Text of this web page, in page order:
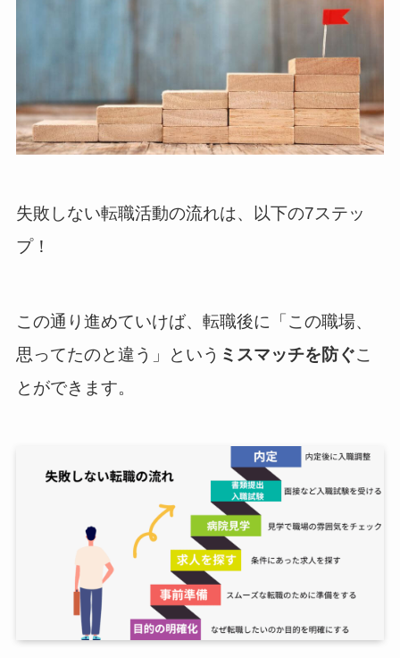
失敗しない転職活動の流れは、以下の7ステッ
プ！
この通り進めていけば、転職後に「この職場、
思ってたのと違う」という ミスマッチを防ぐこ
とができます。